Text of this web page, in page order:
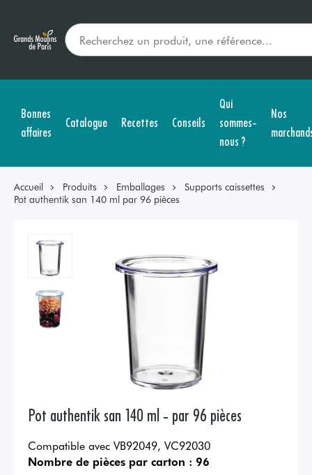
Bonnes
affaires
Catalogue Recettes Conseils
Qui
sommes-
nous ?
Nos
Accueil Produits Emballages
Supports caissettes
Pot authentik san 140 ml par 96 pièces
Pot authentik san 140 ml - par 96 pièces
Compatible avec VB92049, VC92030
Nombre de pièces par carton : 96